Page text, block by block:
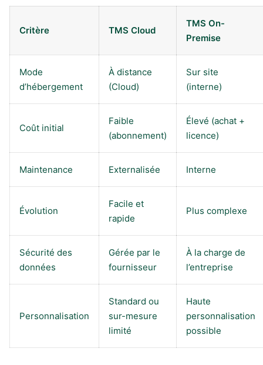
Critère TMS Cloud
TMS On-
Premise
Mode
d’hébergement
À distance
(Cloud)
Sur site
(interne)
Coût initial
Faible
(abonnement)
Élevé (achat +
licence)
Maintenance Externalisée Interne
Évolution
Facile et
rapide
Plus complexe
Sécurité des
données
Gérée par le
fournisseur
À la charge de
l’entreprise
Personnalisation
Standard ou
sur-mesure
limité
Haute
personnalisation
possible